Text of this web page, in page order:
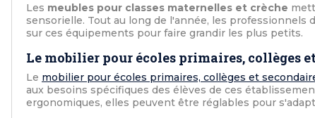
Les meubles pour classes maternelles et crèche
sensorielle. Tout au long de l'année, les
sur ces équipements pour faire grandir les plus petits.
Le mobilier pour écoles primaires, collèges
Le mobilier pour écoles primaires, collèges et
aux besoins spécifiques des élèves de ces
ergonomiques, elles peuvent être réglables pour